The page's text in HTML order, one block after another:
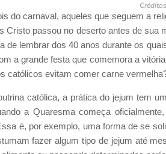
do carnaval, aqueles que seguem a
Cristo passou no deserto antes de sua
de lembrar dos 40 anos durante os
a grande festa que comemora a
católicos evitam comer carne
católica, a prática do jejum tem
a Quaresma começa
é, por exemplo, uma forma de se
fazer algum tipo de jejum até